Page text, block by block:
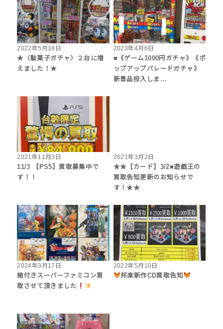
2022年5月18日
★〈駄菓子ガチャ〉２台に増
えました！★
2023年4月6日
■《ゲーム1000円ガチャ》《ポ
ップアップパレードガチャ》
新景品投入しま…
2021年11月3日
11/3 【PS5】買取募集中で
す！！
2021年3月2日
★★【カード】3/2■遊戯王の
買取告知更新のお知らせで
す！★★
2024年3月17日
箱付きスーパーファミコン買
取させて頂きました
2022年5月10日
邦楽新作CD買取告知